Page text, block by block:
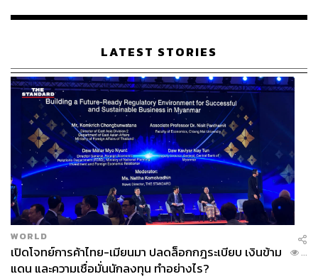
เรือนไทยที่ถูกซุกไว้
LATEST STORIES
WORLD
เปิดโจทย์การค้าไทย-เมียนมา ปลดล็อกกฎระเบียบ เงินข้าม
แดน และความเชื่อมั่นนักลงทุน ทำอย่างไร?
...